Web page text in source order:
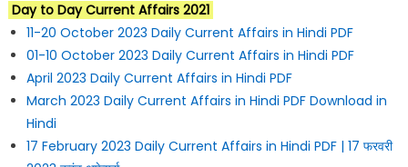
Day to Day Current Affairs 2021
11-20 October 2023 Daily Current Affairs in Hindi PDF
01-10 October 2023 Daily Current Affairs in Hindi PDF
April 2023 Daily Current Affairs in Hindi PDF
March 2023 Daily Current Affairs in Hindi PDF Download in
Hindi
17 February 2023 Daily Current Affairs in Hindi PDF | 17 फरवरी